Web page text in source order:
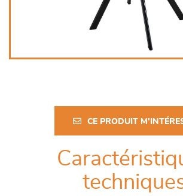
CE PRODUIT